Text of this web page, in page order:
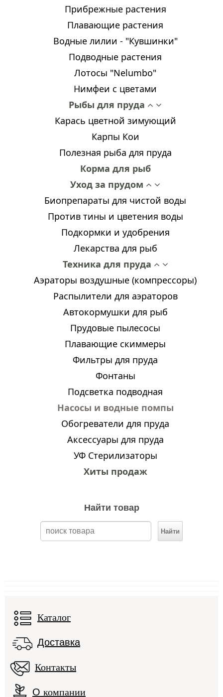
Прибрежные растения
Плавающие растения
Водные лилии - "Кувшинки"
Подводные растения
Лотосы "Nelumbo"
Нимфеи с цветами
Рыбы для пруда
Карась цветной зимующий
Карпы Кои
Полезная рыба для пруда
Корма для рыб
Уход за прудом
Биопрепараты для чистой воды
Против тины и цветения воды
Подкормки и удобрения
Лекарства для рыб
Техника для пруда
Аэраторы воздушные (компрессоры)
Распылители для аэраторов
Автокормушки для рыб
Прудовые пылесосы
Плавающие скиммеры
Фильтры для пруда
Фонтаны
Подсветка подводная
Насосы и водные помпы
Обогреватели для пруда
Аксессуары для пруда
УФ Стерилизаторы
Хиты продаж
Найти товар
Каталог
Доставка
Контакты
О компании